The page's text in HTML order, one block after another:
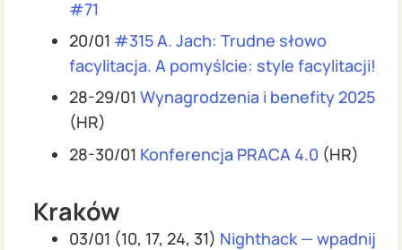
#71
20/01 #315 A. Jach: Trudne słowo
facylitacja. A pomyślcie: style facylitacji!
28-29/01 Wynagrodzenia i benefity 2025
(HR)
28-30/01 Konferencja PRACA 4.0 (HR)
Kraków
03/01 (10, 17, 24, 31) Nighthack — wpadnij